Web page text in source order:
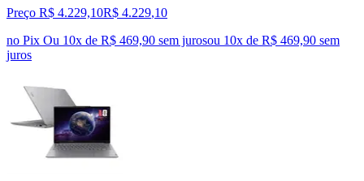
Preço R$ 4.229,10R$ 4.229,10
no Pix Ou 10x de R$ 469,90 sem jurosou 10x de R$ 469,90 sem
juros